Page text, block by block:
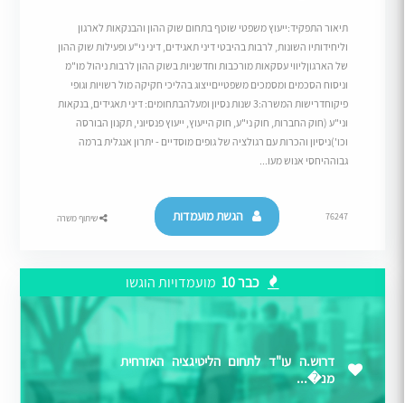
תיאור התפקיד:ייעוץ משפטי שוטף בתחום שוק ההון והבנקאות לארגון
וליחידותיו השונות, לרבות בהיבטי דיני תאגידים, דיני ני"ע ופעילות שוק ההון
של הארגוןליווי עסקאות מורכבות וחדשניות בשוק ההון לרבות ניהול מו"מ
וניסוח הסכמים ומסמכים משפטייםייצוג בהליכי חקיקה מול רשויות וגופי
פיקוחדרישות המשרה:3 שנות נסיון ומעלהבתחומים: דיני תאגידים, בנקאות
וני"ע (חוק החברות, חוק ני"ע, חוק הייעוץ, ייעוץ פנסיוני, תקנון הבורסה
וכו')ניסיון והכרות עם רגולציה של גופים מוסדיים - יתרון אנגלית ברמה
גבוההיחסי אנוש מעו...
76247 הגשת מועמדות שיתוף משרה
כבר 10 מועמדויות הוגשו
דרוש.ה עו"ד לתחום הליטיגציה האזרחית
מנ�...